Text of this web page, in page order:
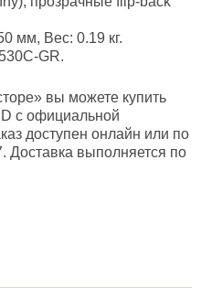
мм, Вес: 0.19 кг.
GR.
вы можете купить
с официальной
доступен онлайн или по
Доставка выполняется по